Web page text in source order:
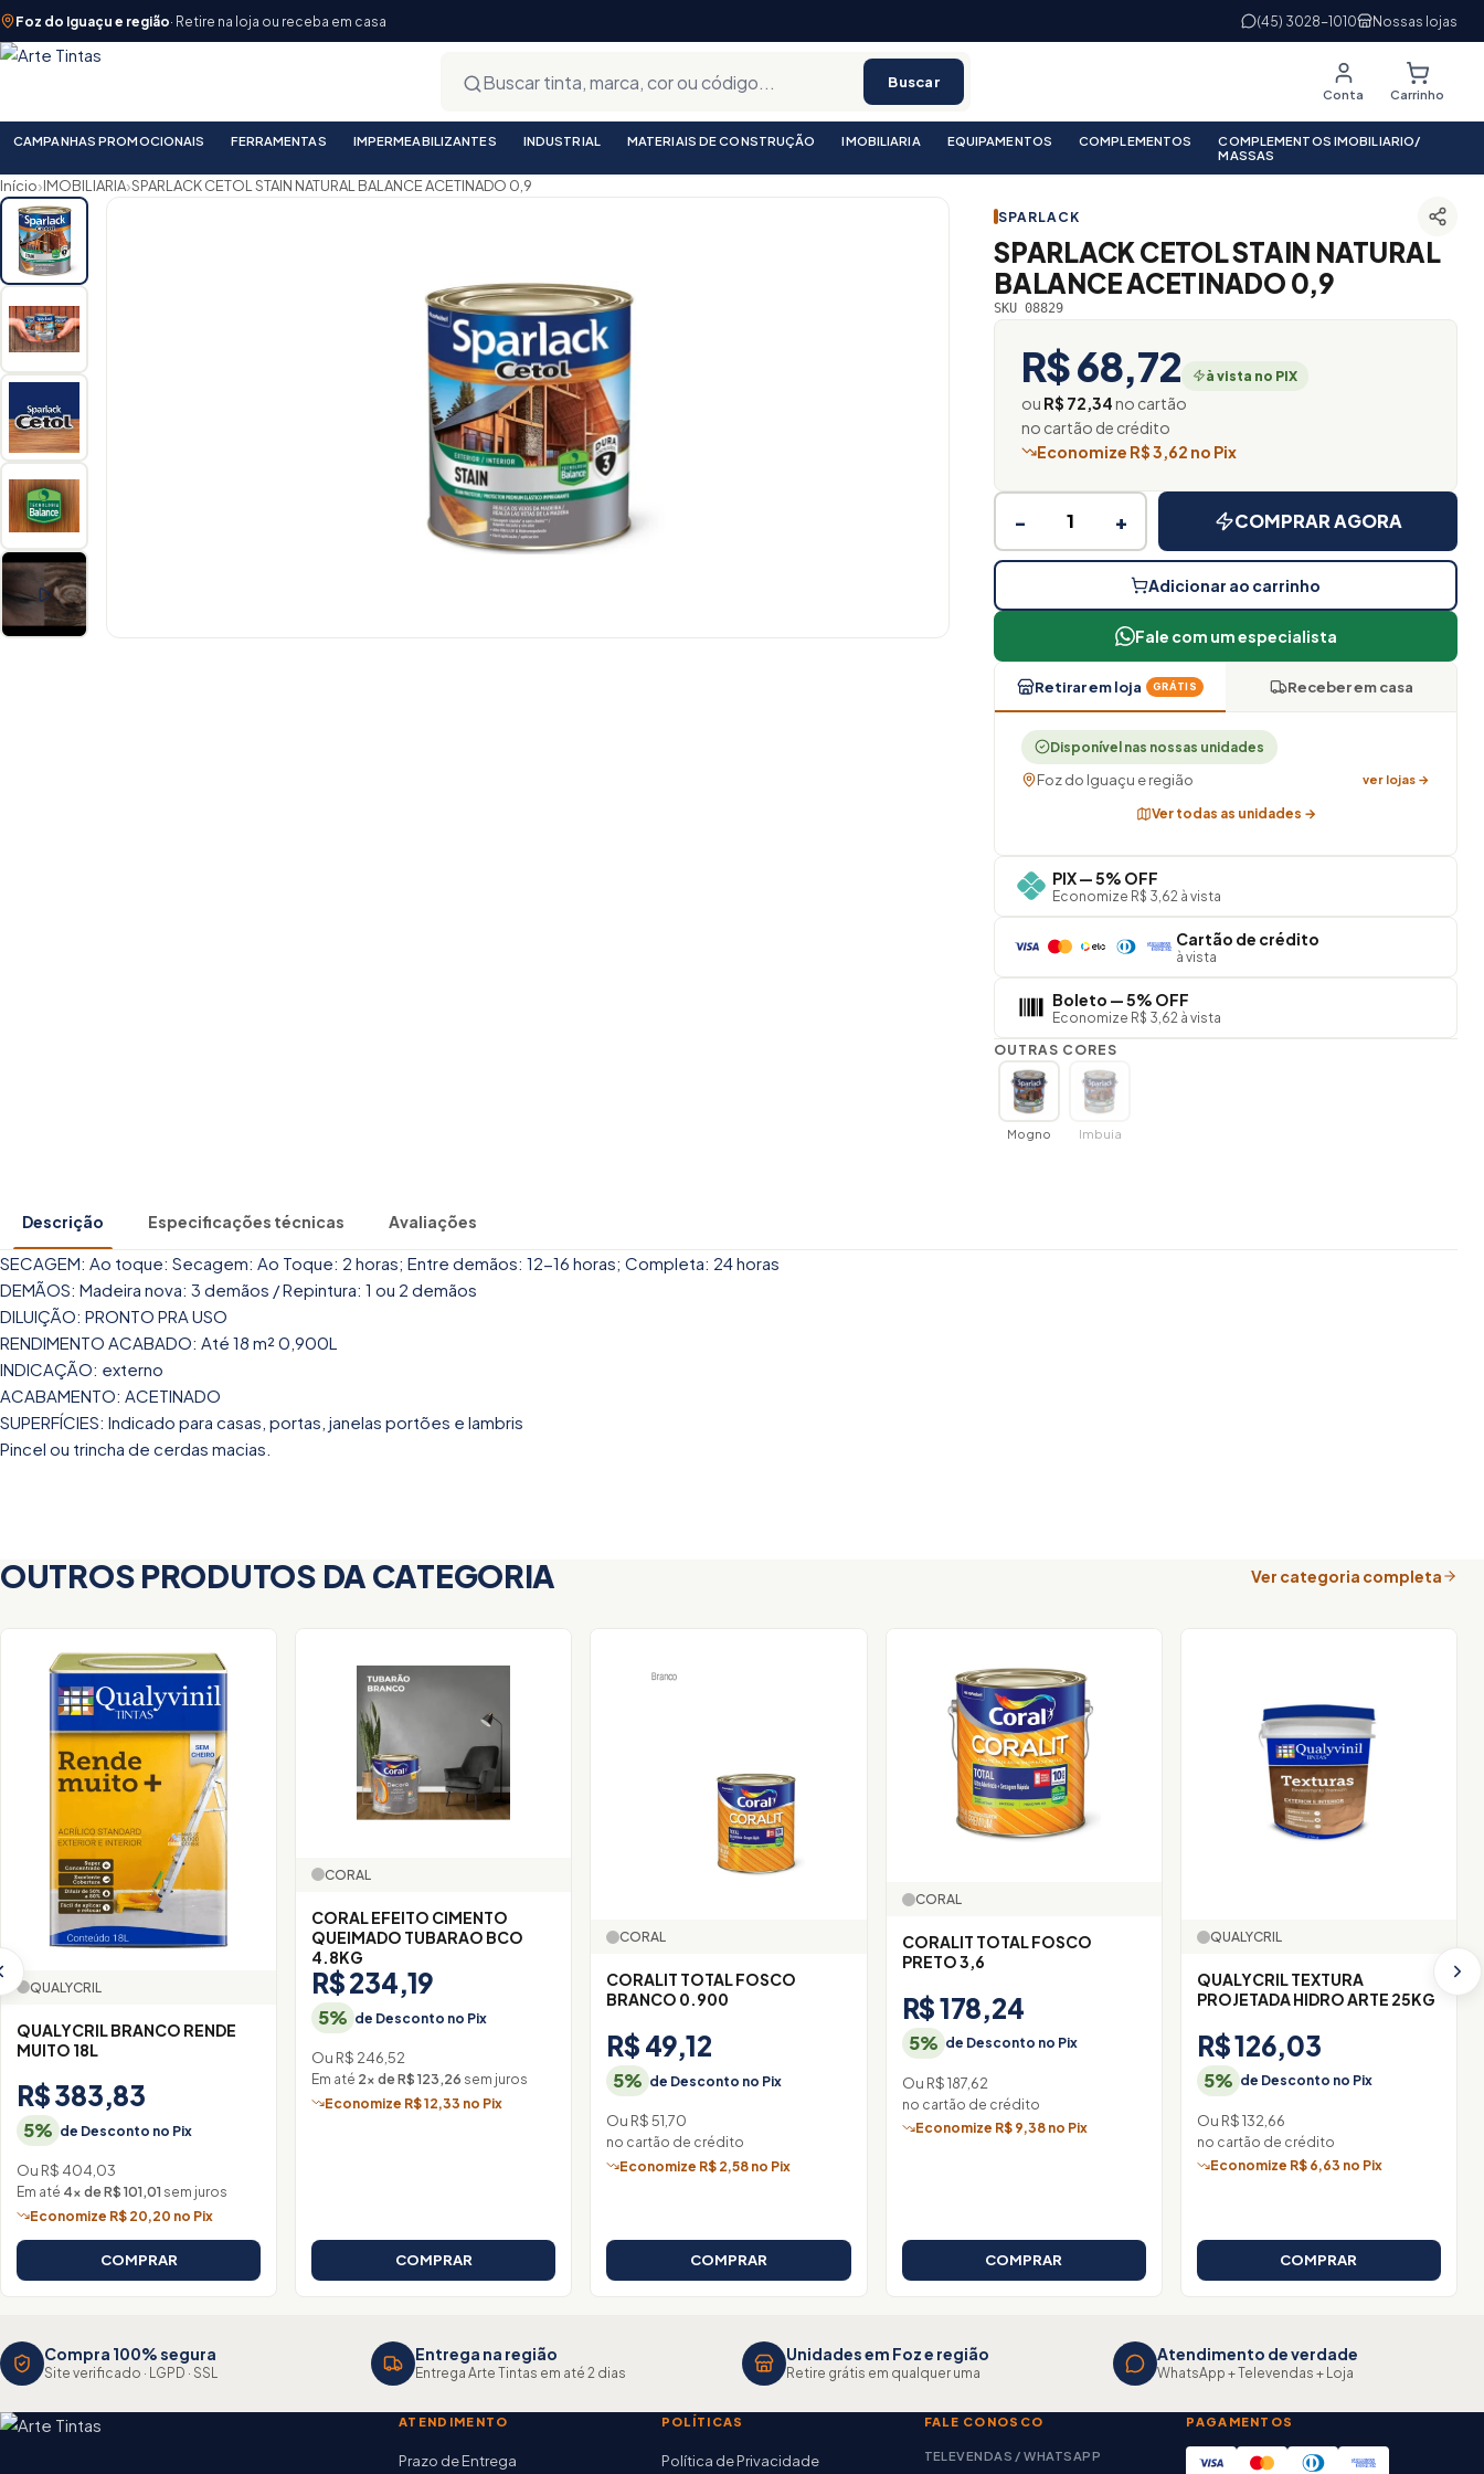
Foz do Iguaçu e região· Retire na loja ou receba em casa (45) 3028-1010 Nossas lojas
Buscar
Conta Carrinho
CAMPANHAS PROMOCIONAIS FERRAMENTAS IMPERMEABILIZANTES INDUSTRIAL MATERIAIS DE CONSTRUÇÃO IMOBILIARIA EQUIPAMENTOS COMPLEMENTOS
COMPLEMENTOS IMOBILIARIO/
MASSAS
Início›IMOBILIARIA›SPARLACK CETOL STAIN NATURAL BALANCE ACETINADO 0,9
SPARLACK
SPARLACK CETOL STAIN NATURAL
BALANCE ACETINADO 0,9
SKU 08829
R$ 68,72 à vista no PIX
ou R$ 72,34no cartão
no cartão de crédito
Economize R$ 3,62 no Pix
− + COMPRAR AGORA
Adicionar ao carrinho
Fale com um especialista
Retirar em loja GRÁTIS Receber em casa
Disponível nas nossas unidades
Foz do Iguaçu e região ver lojas →
Ver todas as unidades →
PIX — 5% OFF
Economize R$ 3,62 à vista
Cartão de crédito
à vista
Boleto — 5% OFF
Economize R$ 3,62 à vista
OUTRAS CORES
Mogno Imbuia
Descrição Especificações técnicas Avaliações
SECAGEM: Ao toque: Secagem: Ao Toque: 2 horas; Entre demãos: 12-16 horas; Completa: 24 horas
DEMÃOS: Madeira nova: 3 demãos / Repintura: 1 ou 2 demãos
DILUIÇÃO: PRONTO PRA USO
RENDIMENTO ACABADO: Até 18 m² 0,900L
INDICAÇÃO: externo
ACABAMENTO: ACETINADO
SUPERFÍCIES: Indicado para casas, portas, janelas portões e lambris
Pincel ou trincha de cerdas macias.
OUTROS PRODUTOS DA CATEGORIA Ver categoria completa
QUALYCRIL
QUALYCRIL BRANCO RENDE
MUITO 18L
R$ 383,83
5% de Desconto no Pix
Ou R$ 404,03
Em até 4× de R$ 101,01 sem juros
Economize R$ 20,20 no Pix
COMPRAR
CORAL
CORAL EFEITO CIMENTO
QUEIMADO TUBARAO BCO
4.8KG
R$ 234,19
5% de Desconto no Pix
Ou R$ 246,52
Em até 2× de R$ 123,26 sem juros
Economize R$ 12,33 no Pix
COMPRAR
CORAL
CORALIT TOTAL FOSCO
BRANCO 0.900
R$ 49,12
5% de Desconto no Pix
Ou R$ 51,70
no cartão de crédito
Economize R$ 2,58 no Pix
COMPRAR
CORAL
CORALIT TOTAL FOSCO
PRETO 3,6
R$ 178,24
5% de Desconto no Pix
Ou R$ 187,62
no cartão de crédito
Economize R$ 9,38 no Pix
COMPRAR
QUALYCRIL
QUALYCRIL TEXTURA
PROJETADA HIDRO ARTE 25KG
R$ 126,03
5% de Desconto no Pix
Ou R$ 132,66
no cartão de crédito
Economize R$ 6,63 no Pix
COMPRAR
Compra 100% segura
Site verificado · LGPD · SSL
Entrega na região
Entrega Arte Tintas em até 2 dias
Unidades em Foz e região
Retire grátis em qualquer uma
Atendimento de verdade
WhatsApp + Televendas + Loja
ATENDIMENTO
Prazo de Entrega
POLÍTICAS
Política de Privacidade
FALE CONOSCO
TELEVENDAS / WHATSAPP
PAGAMENTOS